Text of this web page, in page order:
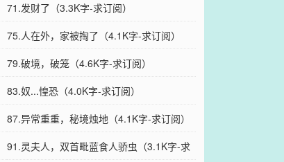
71.发财了（3.3K字-求订阅）
75.人在外，家被掏了（4.1K字-求订阅）
79.破境，破笼（4.6K字-求订阅）
83.奴...惶恐（4.0K字-求订阅）
87.异常重重，秘境烛地（4.1K字-求订阅）
91.灵夫人，双首毗蓝食人骄虫（3.1K字-求